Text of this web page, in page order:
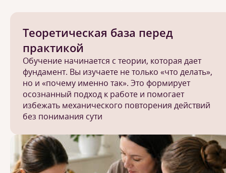
Теоретическая база перед
практикой
Обучение начинается с теории, которая дает
фундамент. Вы изучаете не только «что делать»,
но и «почему именно так». Это формирует
осознанный подход к работе и помогает
избежать механического повторения действий
без понимания сути